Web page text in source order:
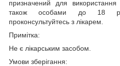
призначений для використання
також особами до 18
проконсультуйтесь з лікарем.
Примітка:
Не є лікарським засобом.
Умови зберігання: